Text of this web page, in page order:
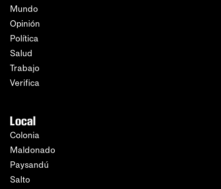
Mundo
Opinión
Política
Salud
Trabajo
Verifica
Local
Colonia
Maldonado
Paysandú
Salto